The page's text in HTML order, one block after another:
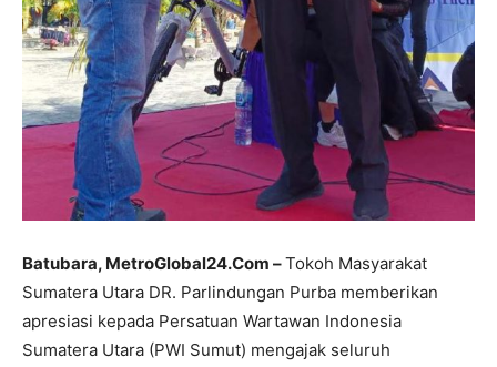
Batubara, MetroGlobal24.Com –Tokoh Masyarakat
Sumatera Utara DR. Parlindungan Purba memberikan
apresiasi kepada Persatuan Wartawan Indonesia
Sumatera Utara (PWI Sumut) mengajak seluruh